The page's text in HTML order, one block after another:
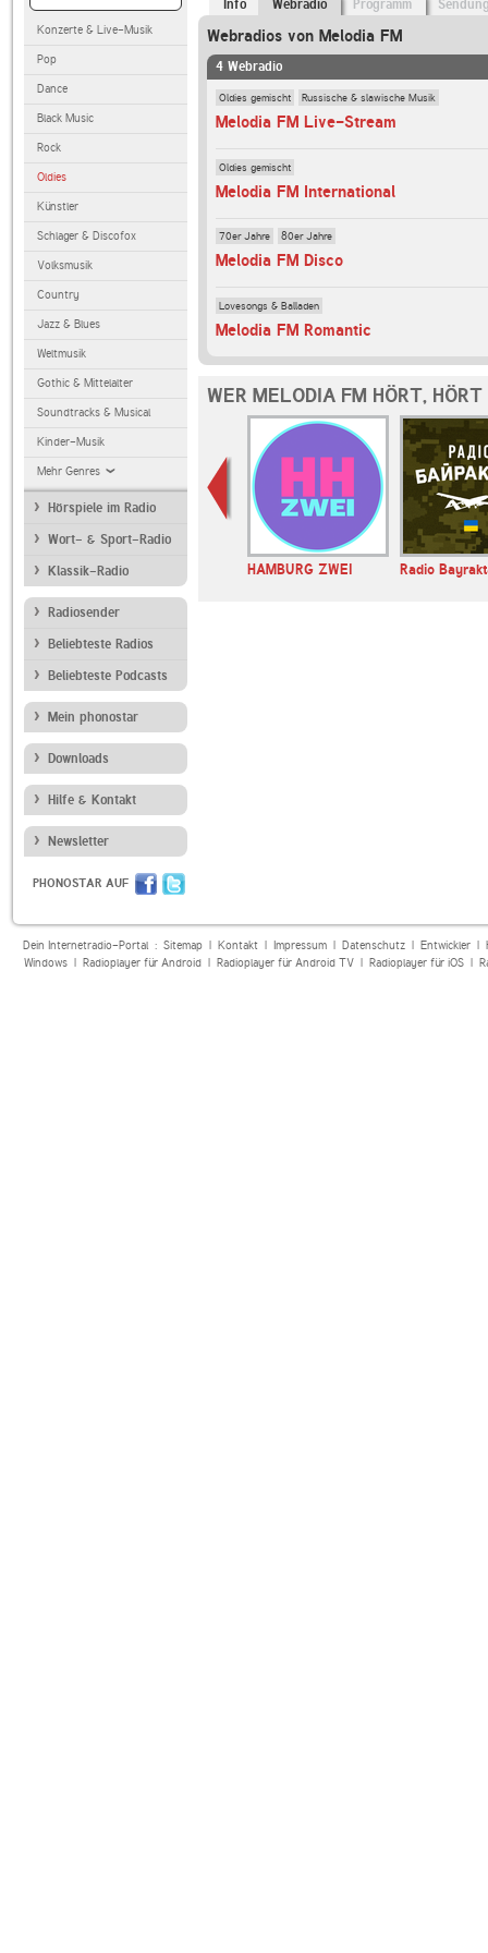
Konzerte & Live-Musik
Pop
Dance
Black Music
Rock
Oldies
Künstler
Schlager & Discofox
Volksmusik
Country
Jazz & Blues
Weltmusik
Gothic & Mittelalter
Soundtracks & Musical
Kinder-Musik
Mehr Genres
Hörspiele im Radio
Wort- & Sport-Radio
Klassik-Radio
Radiosender
Beliebteste Radios
Beliebteste Podcasts
Mein phonostar
Downloads
Hilfe & Kontakt
Newsletter
PHONOSTAR AUF
Info Webradio Programm
Webradios von Melodia FM
4 Webradio
Oldies gemischt Russische & slawische Musik
Melodia FM Live-Stream
Oldies gemischt
Melodia FM International
70er Jahre 80er Jahre
Melodia FM Disco
Lovesongs & Balladen
Melodia FM Romantic
WER MELODIA FM HÖRT,
HAMBURG ZWEI Radio
Dein Internetradio-Portal : Sitemap| Kontakt| Impressum| Datenschutz| Entwickler|
Windows| Radioplayer für Android| Radioplayer für Android TV| Radioplayer für iOS|